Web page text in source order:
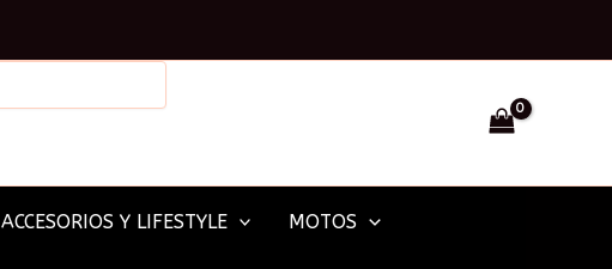
ACCESORIOS Y LIFESTYLE MOTOS